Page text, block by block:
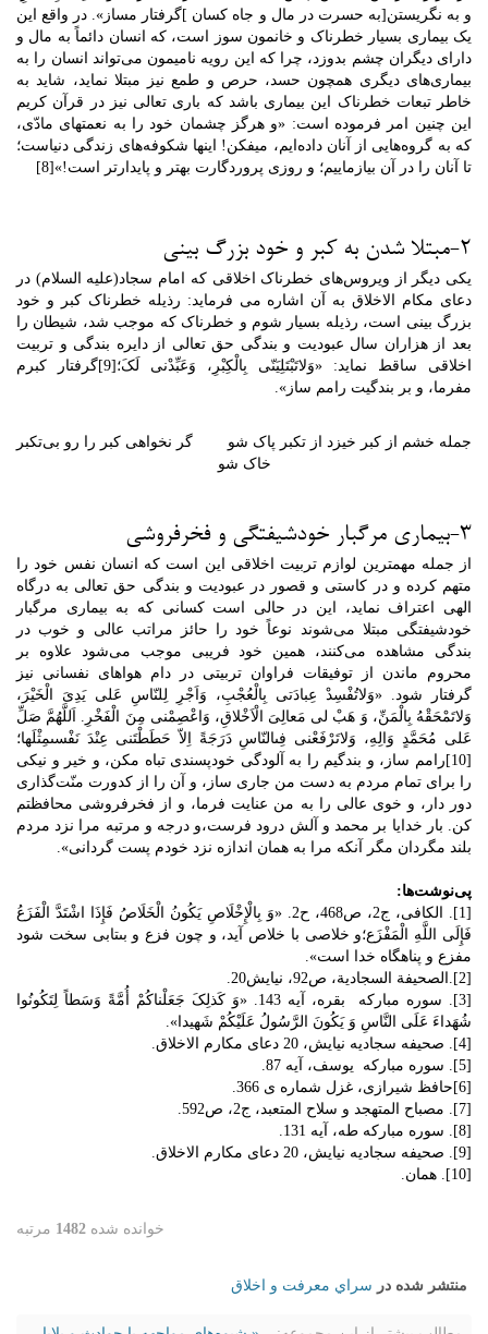
و به نگریستن[به حسرت در مال و جاه کسان ]گرفتار مساز». در واقع این
یک بیماری بسیار خطرناک و خانمون سوز است، که انسان دائماً به مال و
دارای دیگران چشم بدوزد، چرا که این رویه نامیمون می‌تواند انسان را به
بیماری‌های دیگری همچون حسد، حرص و طمع نیز مبتلا نماید، شاید به
خاطر تبعات خطرناک این بیماری باشد که باری تعالی نیز در قرآن کریم
این چنین امر فرموده است: «و هرگز چشمان خود را به نعمتهاى مادّى،
که به گروه‏‌هایى از آنان داده‏‌ایم، میفکن! اینها شکوفه‌‏هاى زندگى دنیاست؛
تا آنان را در آن بیازماییم؛ و روزى پروردگارت بهتر و پایدارتر است!»[8]
2-مبتلا شدن به کبر و خود بزرگ بینی
یکی دیگر از ویروس‌‌های خطرناک اخلاقی که امام سجاد(علیه السلام) در
دعای مکام الاخلاق به آن اشاره می فرماید: رذیله خطرناک کبر و خود
بزرگ بینی است، رذیله بسیار شوم و خطرناک که موجب شد، شیطان را
بعد از هزاران سال عبودیت و بندگی حق تعالی از دایره بندگی و تربیت
اخلاقی ساقط نماید: «وَلاتَبْتَلِیَنّى بِالْکِبْرِ، وَعَبِّدْنى لَکَ؛[9]گرفتار کبرم
مفرما، و بر بندگیت رامم ساز».
جمله خشم از کبر خیزد از تکبر پاک شو گر نخواهی کبر را رو بی‌تکبر
خاک شو
3-بیماری مرگبار خودشیفتگی و فخرفروشی
از جمله مهمترین لوازم تربیت اخلاقی این است که انسان نفس خود را
متهم کرده و در کاستی و قصور در عبودیت و بندگی حق تعالی به درگاه
الهی اعتراف نماید، این در حالی است کسانی که به بیماری مرگبار
خودشیفتگی مبتلا می‌شوند نوعاً خود را حائز مراتب عالی و خوب در
بندگی مشاهده می‌کنند، همین خود فریبی موجب می‌شود علاوه بر
محروم ماندن از توفیقات فراوان تربیتی در دام هواهای نفسانی نیز
گرفتار شود. «وَلاتُفْسِدْ عِبادَتى بِالْعُجْبِ، وَاَجْرِ لِلنّاسِ عَلى‏ یَدِىَ الْخَیْرَ،
وَلاتَمْحَقْهُ بِالْمَنِّ، وَ هَبْ لى مَعالِىَ الْاَخْلاقِ، وَاعْصِمْنى مِنَ الْفَخْرِ. اَللَّهُمَّ صَلِّ
عَلى‏ مُحَمَّدٍ وَالِهِ، وَلاتَرْفَعْنى فِى‏النّاسِ دَرَجَةً اِلاّ حَطَطْتَنى عِنْدَ نَفْسى‏مِثْلَها؛
[10]رامم ساز، و بندگیم را به آلودگى خودپسندى تباه مکن، و خیر و نیکى
را براى تمام مردم به دست من جارى ساز، و آن را از کدورت منّت‏‌گذارى
دور دار، و خوى عالى را به من عنایت فرما، و از فخرفروشى محافظتم
کن. بار خدایا بر محمد و آلش درود فرست،و درجه و مرتبه مرا نزد مردم
بلند مگردان مگر آنکه مرا به همان اندازه نزد خودم پست گردانى».
پی‌نوشت‌ها:
[1]. الکافی، ج‏2، ص468، ح2. «وَ بِالْإِخْلَاصِ‏ یَکُونُ الْخَلَاصُ‏ فَإِذَا اشْتَدَّ الْفَزَعُ‏
فَإِلَى اللَّهِ الْمَفْزَع‏؛و خلاصى با خلاص آید، و چون فزع و بى‏تابى سخت شود
مفزع و پناه‏گاه خدا است».
[2].الصحیفة السجادیة، ص92، نیایش20.
[3]. سوره مبارکه بقره، آیه 143. «وَ کَذلِکَ جَعَلْناکُمْ أُمَّةً وَسَطاً لِتَکُونُوا
شُهَداءَ عَلَى النَّاسِ وَ یَکُونَ الرَّسُولُ عَلَیْکُمْ شَهیدا».
[4]. صحیفه سجادیه نیایش، 20 دعای مکارم الاخلاق.
[5]. سوره مبارکه یوسف، آیه 87.
[6]حافظ شیرازی، غزل شماره ی 366.
[7]. مصباح المتهجد و سلاح المتعبد، ج‏2، ص592.
[8]. سوره مبارکه طه، آیه 131.
[9]. صحیفه سجادیه نیایش، 20 دعای مکارم الاخلاق.
[10]. همان.
خوانده شده 1482 مرتبه
منتشر شده در سراي معرفت و اخلاق